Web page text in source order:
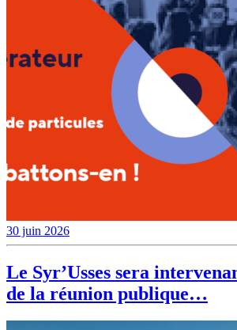
30 juin 2026
Le Syr’Usses sera
de la réunion publique…